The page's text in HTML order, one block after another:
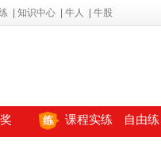
知识中心 牛人 牛股
课程实练 自由练